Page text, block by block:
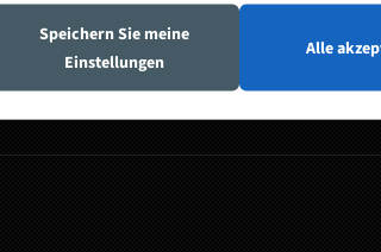
Bandsägeblätter
Speichern Sie meine
Einstellungen
Alle